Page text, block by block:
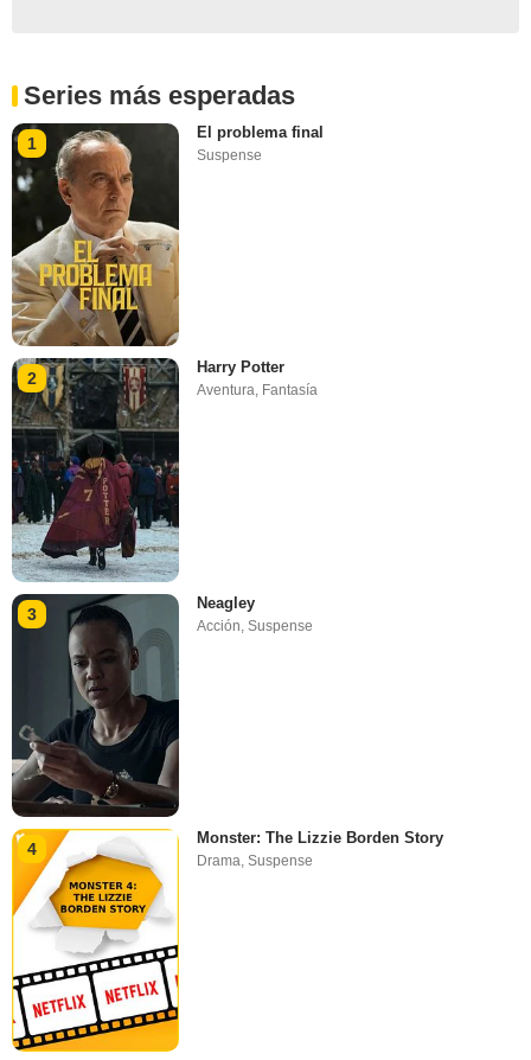
Series más esperadas
1
El problema final
Suspense
2
Harry Potter
Aventura, Fantasía
3
Neagley
Acción ,Suspense
4
Monster: The Lizzie Borden Story
Drama,Suspense